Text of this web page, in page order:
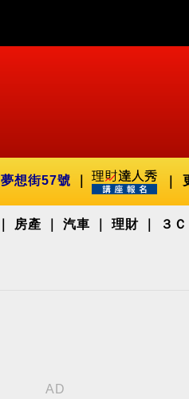
夢想街57號
房產 汽車 理財 ３Ｃ